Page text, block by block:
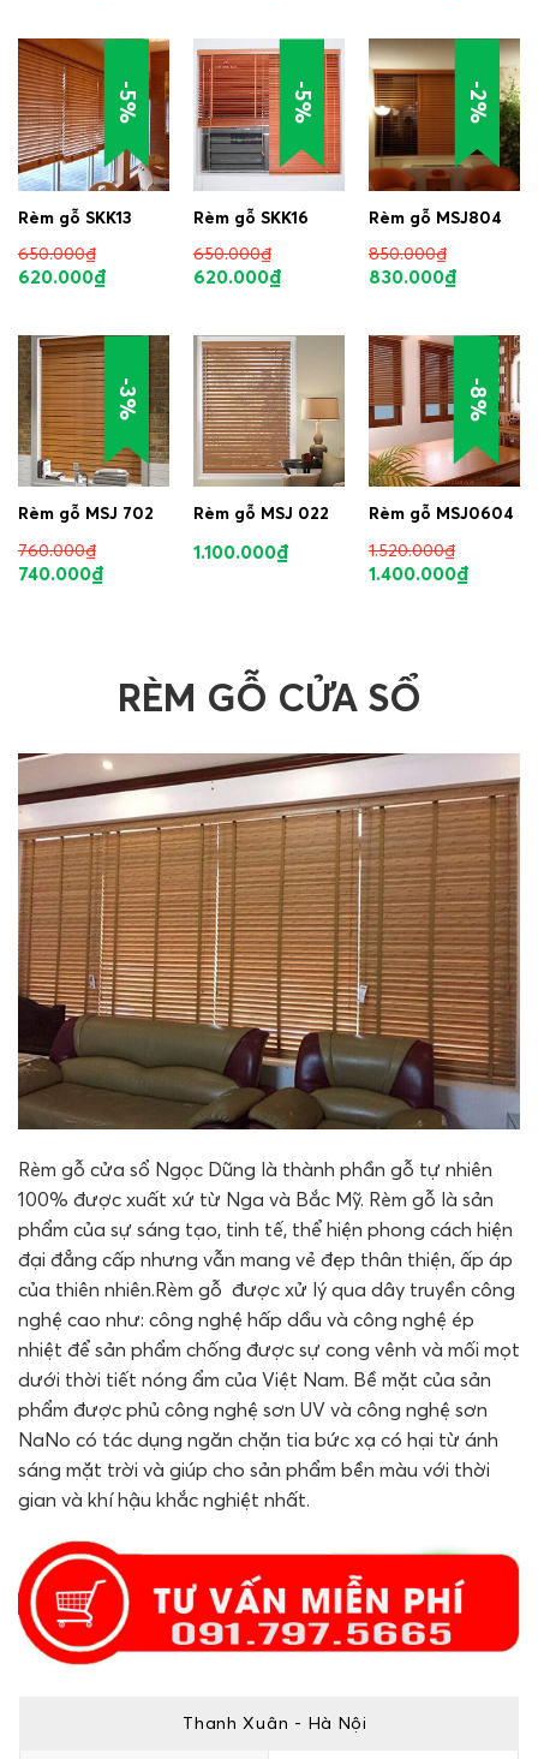
-5%
Rèm gỗ SKK13
650.000₫
620.000₫
-5%
Rèm gỗ SKK16
650.000₫
620.000₫
-2%
Rèm gỗ MSJ804
850.000₫
830.000₫
-3%
Rèm gỗ MSJ 702
760.000₫
740.000₫
Rèm gỗ MSJ 022
1.100.000₫
-8%
Rèm gỗ MSJ0604
1.520.000₫
1.400.000₫
RÈM GỖ CỬA SỔ
Rèm gỗ cửa sổ Ngọc Dũng là thành phần gỗ tự nhiên
100% được xuất xứ từ Nga và Bắc Mỹ. Rèm gỗ là sản
phẩm của sự sáng tạo, tinh tế, thể hiện phong cách hiện
đại đẳng cấp nhưng vẫn mang vẻ đẹp thân thiện, ấp áp
của thiên nhiên.Rèm gỗ được xử lý qua dây truyền công
nghệ cao như: công nghệ hấp dầu và công nghệ ép
nhiệt để sản phẩm chống được sự cong vênh và mối mọt
dưới thời tiết nóng ẩm của Việt Nam. Bề mặt của sản
phẩm được phủ công nghệ sơn UV và công nghệ sơn
NaNo có tác dụng ngăn chặn tia bức xạ có hại từ ánh
sáng mặt trời và giúp cho sản phẩm bền màu với thời
gian và khí hậu khắc nghiệt nhất.
Thanh Xuân - Hà Nội